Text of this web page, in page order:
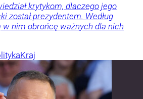
krytykom, dlaczego jego
został prezydentem. Według
nim obrońcę ważnych dla nich
Kraj